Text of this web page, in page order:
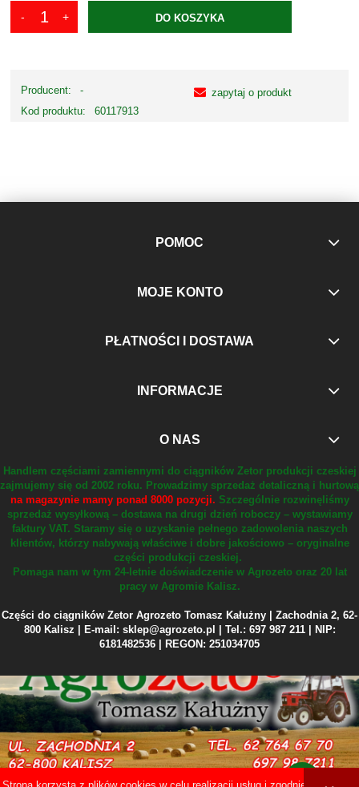
DO KOSZYKA
Producent:
-
Kod produktu:
60117913
zapytaj o produkt
POMOC
MOJE KONTO
PŁATNOŚCI I DOSTAWA
INFORMACJE
O NAS
Handlem częściami zamiennymi do ciągników Zetor produkcji czeskiej
zajmujemy się od 2002 roku. Prowadzimy sprzedaż detaliczną i hurtową
na magazynie mamy ponad 8000 pozycji. Szczególnie rozwinęliśmy
sprzedaż wysyłkową – dostawa na drugi dzień roboczy – wystawiamy
faktury VAT. Staramy się o uzyskanie pełnego zadowolenia naszych
klientów, którzy nabywają właściwe i dobre jakościowo – oryginalne
części produkcji czeskiej.
Pomaga nam w tym 24-letnie doświadczenie w Agrozeto oraz 20 lat
pracy w Agromie Kalisz.
Części do ciągników Zetor Agrozeto Tomasz Kałużny | Zachodnia 2, 62-
800 Kalisz | E-mail: sklep@agrozeto.pl | Tel.: 697 987 211 | NIP:
6181482536 | REGON: 251034705